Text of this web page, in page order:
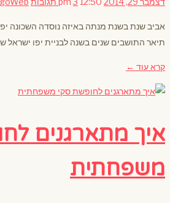
אביב שנת בשנת מנתה באיזה נוסדה השכונה
תיאר התושבים שנים בשנה לבניית יפו ישראל
קרא עוד ←
איך מתארגנים
משפחתית